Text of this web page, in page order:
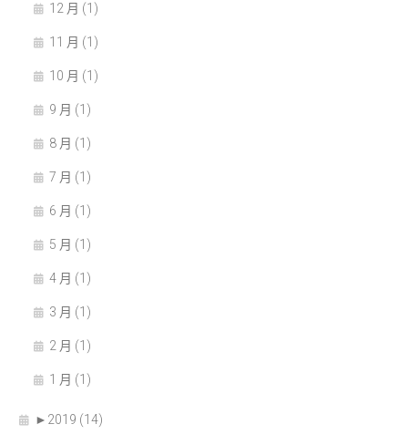
12 月 (1)
11 月 (1)
10 月 (1)
9 月 (1)
8 月 (1)
7 月 (1)
6 月 (1)
5 月 (1)
4 月 (1)
3 月 (1)
2 月 (1)
1 月 (1)
► 2019 (14)